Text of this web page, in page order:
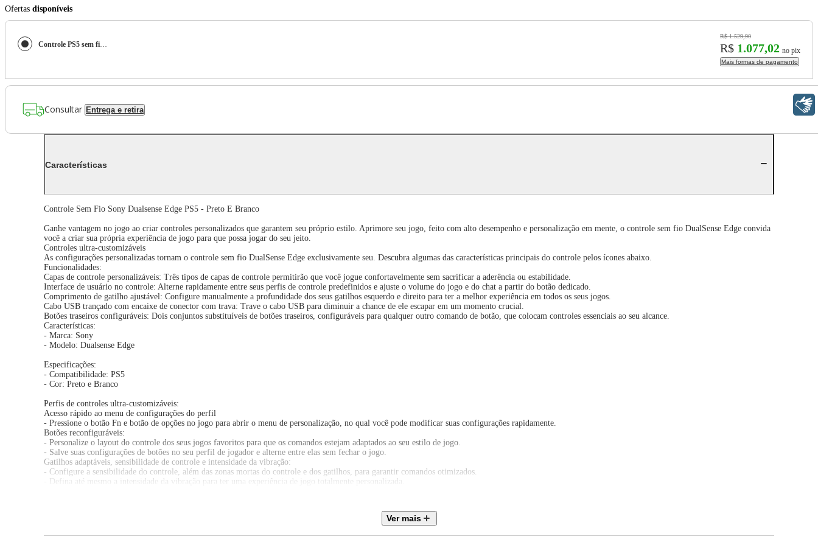
Ofertas disponíveis
Controle PS5 sem fio DualSense Edge Branco Sony
R$ 1.529,90
R$ 1.077,02 no pix
Mais formas de pagamento
Consultar Entrega e retira
Características
Controle Sem Fio Sony Dualsense Edge PS5 - Preto E Branco
Ganhe vantagem no jogo ao criar controles personalizados que garantem seu próprio estilo. Aprimore seu jogo, feito com alto desempenho e personalização em mente, o controle sem fio DualSense Edge convida
você a criar sua própria experiência de jogo para que possa jogar do seu jeito.
Controles ultra-customizáveis
As configurações personalizadas tornam o controle sem fio DualSense Edge exclusivamente seu. Descubra algumas das características principais do controle pelos ícones abaixo.
Funcionalidades:
Capas de controle personalizáveis: Três tipos de capas de controle permitirão que você jogue confortavelmente sem sacrificar a aderência ou estabilidade.
Interface de usuário no controle: Alterne rapidamente entre seus perfis de controle predefinidos e ajuste o volume do jogo e do chat a partir do botão dedicado.
Comprimento de gatilho ajustável: Configure manualmente a profundidade dos seus gatilhos esquerdo e direito para ter a melhor experiência em todos os seus jogos.
Cabo USB trançado com encaixe de conector com trava: Trave o cabo USB para diminuir a chance de ele escapar em um momento crucial.
Botões traseiros configuráveis: Dois conjuntos substituíveis de botões traseiros, configuráveis para qualquer outro comando de botão, que colocam controles essenciais ao seu alcance.
Características:
- Marca: Sony
- Modelo: Dualsense Edge
Especificações:
- Compatibilidade: PS5
- Cor: Preto e Branco
Perfis de controles ultra-customizáveis:
Acesso rápido ao menu de configurações do perfil
- Pressione o botão Fn e botão de opções no jogo para abrir o menu de personalização, no qual você pode modificar suas configurações rapidamente.
Botões reconfiguráveis:
- Personalize o layout do controle dos seus jogos favoritos para que os comandos estejam adaptados ao seu estilo de jogo.
- Salve suas configurações de botões no seu perfil de jogador e alterne entre elas sem fechar o jogo.
Gatilhos adaptáveis, sensibilidade de controle e intensidade da vibração:
- Configure a sensibilidade do controle, além das zonas mortas do controle e dos gatilhos, para garantir comandos otimizados.
- Defina até mesmo a intensidade da vibração para ter uma experiência de jogo totalmente personalizada.
Ver mais